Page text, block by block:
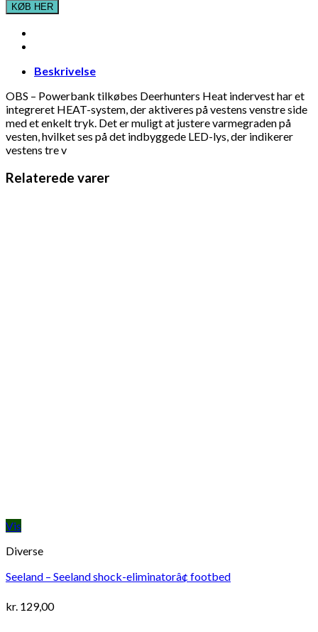
KØB HER
Beskrivelse
OBS – Powerbank tilkøbes Deerhunters Heat indervest har et
integreret HEAT-system, der aktiveres på vestens venstre side
med et enkelt tryk. Det er muligt at justere varmegraden på
vesten, hvilket ses på det indbyggede LED-lys, der indikerer
vestens tre v
Relaterede varer
Vis
Diverse
Seeland – Seeland shock-eliminatorâ¢ footbed
kr. 129,00